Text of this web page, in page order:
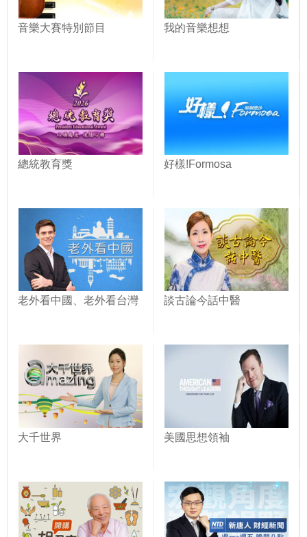
音樂大賽特別節目 我的音樂想想
總統教育獎 好樣!Formosa
老外看中國、老外看台灣 談古論今話中醫
大千世界 美國思想領袖